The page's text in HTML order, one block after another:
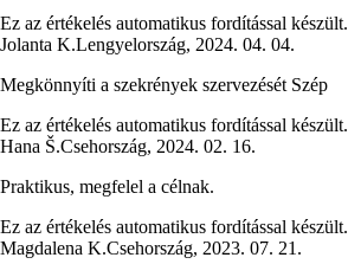
Ez az értékelés automatikus fordítással készült.
Jolanta K.Lengyelország, 2024. 04. 04.
Megkönnyíti a szekrények szervezését Szép
Ez az értékelés automatikus fordítással készült.
Hana Š.Csehország, 2024. 02. 16.
Praktikus, megfelel a célnak.
Ez az értékelés automatikus fordítással készült.
Magdalena K.Csehország, 2023. 07. 21.